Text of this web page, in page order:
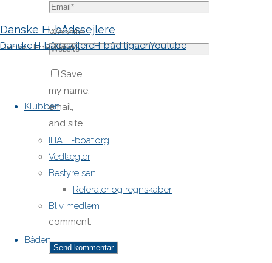
Danske H-bådssejlere
Dansk H-båd klub
Danske H-bådssejlereH-båd ligaenYoutube
Klubben
IHA H-boat.org
Vedtægter
Bestyrelsen
Referater og regnskaber
Bliv medlem
Båden
Website
Save
my name,
email,
and site
URL in my
browser
for next
time I
post a
comment.